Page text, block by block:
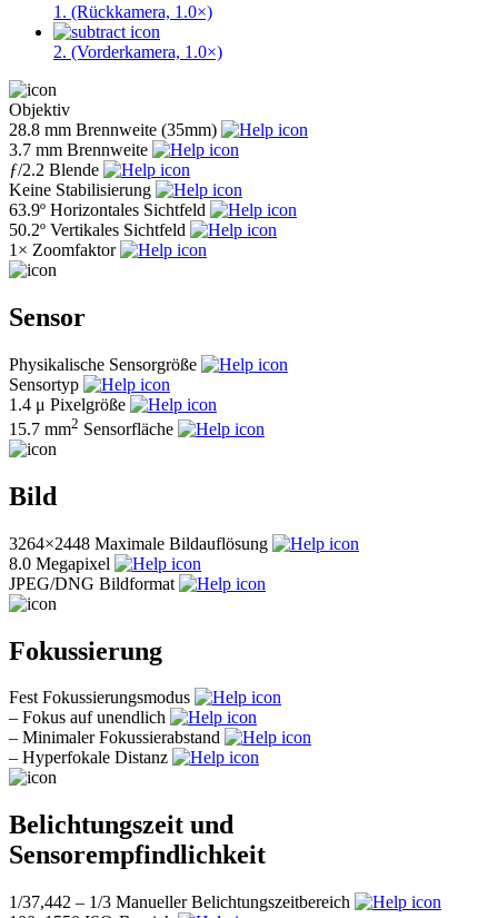
1. (Rückkamera, 1.0×)
2. (Vorderkamera, 1.0×)
Objektiv
28.8 mm Brennweite (35mm)
3.7 mm Brennweite
ƒ/2.2 Blende
Keine Stabilisierung
63.9º Horizontales Sichtfeld
50.2º Vertikales Sichtfeld
1× Zoomfaktor
Sensor
Physikalische Sensorgröße
Sensortyp
1.4 μ Pixelgröße
15.7 mm2 Sensorfläche
Bild
3264×2448 Maximale Bildauflösung
8.0 Megapixel
JPEG/DNG Bildformat
Fokussierung
FestFokussierungsmodus
– Fokus auf unendlich
– Minimaler Fokussierabstand
– Hyperfokale Distanz
Belichtungszeit und
Sensorempfindlichkeit
1/37,442 – 1/3 Manueller Belichtungszeitbereich